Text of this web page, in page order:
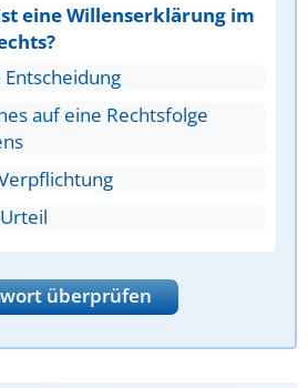
eine Willenserklärung im
auf eine Rechtsfolge
überprüfen